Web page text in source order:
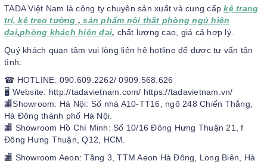
TADA Việt Nam là công ty chuyên sản xuất và cung cấp kệ trang
trí, kệ treo tường , sản phẩm nội thất phòng ngủ hiện
đại,phòng khách hiện đại, chất lượng cao, giá cả hợp lý.
Quý khách quan tâm vui lòng liên hệ hotline để được tư vấn tận
tình:
☎ HOTLINE: 090.609.2262/ 0909.568.626
🖥 Website: http://tadavietnam.com/ https://tadavietnam.vn/
🏬Showroom: Hà Nội: Số nhà A10-TT16, ngõ 248 Chiến Thắng,
Hà Đông thành phố Hà Nội.
🏬 Showroom Hồ Chí Minh: Số 10/16 Đông Hưng Thuận 21, f
Đông Hưng Thuận, Q12, HCM.
🏬 Showroom Aeon: Tầng 3, TTM Aeon Hà Đông, Long Biên, Hà